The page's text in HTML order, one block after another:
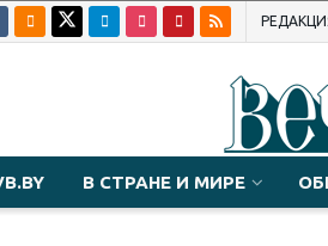
В СТРАНЕ И МИРЕ